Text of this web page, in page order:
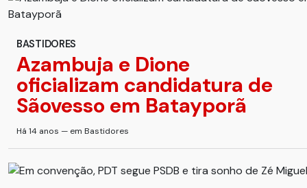
BASTIDORES
Azambuja e Dione
oficializam candidatura de
Sãovesso em Batayporã
Há 14 anos — em Bastidores